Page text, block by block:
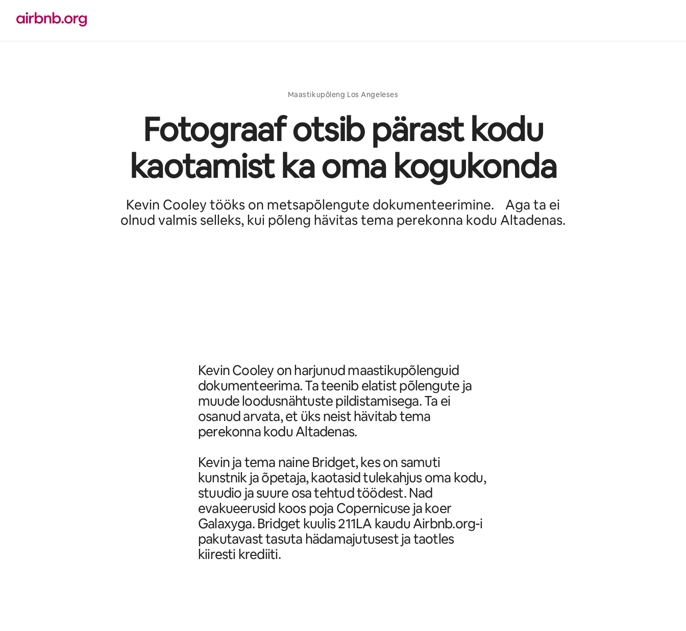
juurde
Maastikupõleng Los Angeleses
Fotograaf otsib pärast kodu
kaotamist ka oma kogukonda
Kevin Cooley tööks on metsapõlengute dokumenteerimine. Aga ta ei
olnud valmis selleks, kui põleng hävitas tema perekonna kodu Altadenas.
Kevin Cooley on harjunud maastikupõlenguid
dokumenteerima. Ta teenib elatist põlengute ja
muude loodusnähtuste pildistamisega. Ta ei
osanud arvata, et üks neist hävitab tema
perekonna kodu Altadenas.
Kevin ja tema naine Bridget, kes on samuti
kunstnik ja õpetaja, kaotasid tulekahjus oma kodu,
stuudio ja suure osa tehtud töödest. Nad
evakueerusid koos poja Copernicuse ja koer
Galaxyga. Bridget kuulis 211LA kaudu Airbnb.org-i
pakutavast tasuta hädamajutusest ja taotles
kiiresti krediiti.